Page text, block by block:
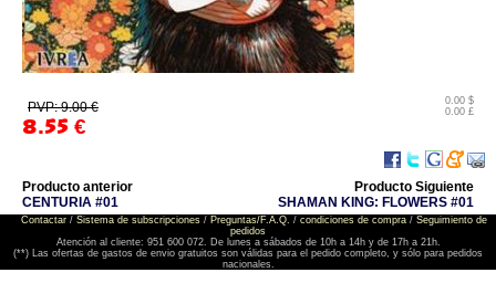
PVP: 9.00 €
8.55 €
0.00 $
0.00 £
Producto anterior
CENTURIA #01
Producto Siguiente
SHAMAN KING: FLOWERS #01
Contactar/ Sistema de subscripciones/ Preguntas/F.A.Q. / condiciones de compra/ Seguimiento de
pedidos
Atención al cliente: 951 600 072. De lunes a sábados de 10h a 14h y de 17h a 21h.
(**) Las ofertas de gastos de envio gratuitos son válidas para el pedido completo, y sólo para pedidos
nacionales.